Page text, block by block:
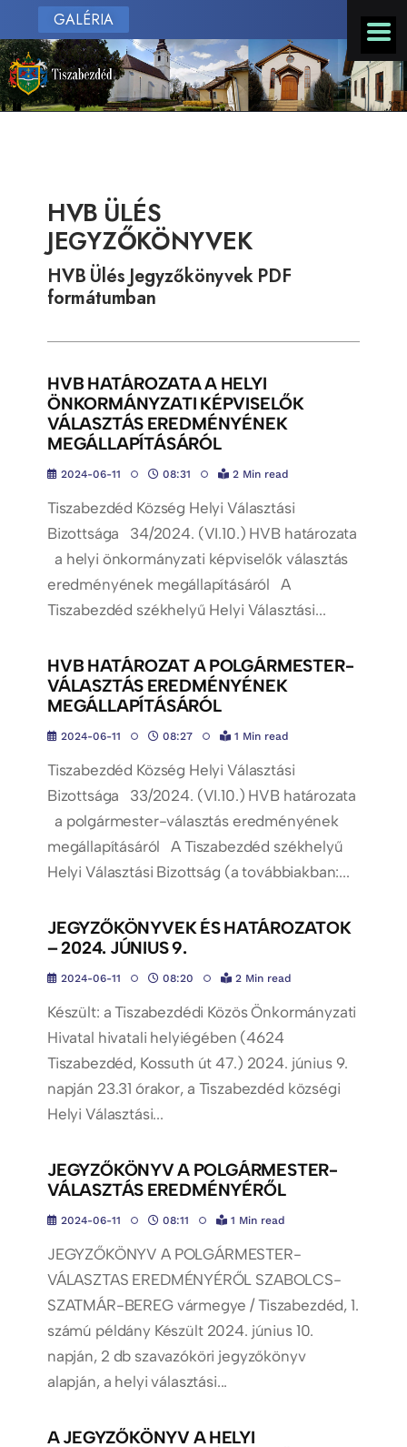
GALÉRIA
HVB ÜLÉS
JEGYZŐKÖNYVEK
HVB Ülés Jegyzőkönyvek PDF
formátumban
HVB HATÁROZATA A HELYI
ÖNKORMÁNYZATI KÉPVISELŐK
VÁLASZTÁS EREDMÉNYÉNEK
MEGÁLLAPÍTÁSÁRÓL
2024-06-11 08:31 2 Min read
Tiszabezdéd Község Helyi Választási
Bizottsága 34/2024. (VI.10.) HVB határozata
a helyi önkormányzati képviselők választás
eredményének megállapításáról A
Tiszabezdéd székhelyű Helyi Választási...
HVB HATÁROZAT A POLGÁRMESTER-
VÁLASZTÁS EREDMÉNYÉNEK
MEGÁLLAPÍTÁSÁRÓL
2024-06-11 08:27 1 Min read
Tiszabezdéd Község Helyi Választási
Bizottsága 33/2024. (VI.10.) HVB határozata
a polgármester-választás eredményének
megállapításáról A Tiszabezdéd székhelyű
Helyi Választási Bizottság (a továbbiakban:...
JEGYZŐKÖNYVEK ÉS HATÁROZATOK
– 2024. JÚNIUS 9.
2024-06-11 08:20 2 Min read
Készült: a Tiszabezdédi Közös Önkormányzati
Hivatal hivatali helyiégében (4624
Tiszabezdéd, Kossuth út 47.) 2024. június 9.
napján 23.31 órakor, a Tiszabezdéd községi
Helyi Választási...
JEGYZŐKÖNYV A POLGÁRMESTER-
VÁLASZTÁS EREDMÉNYÉRŐL
2024-06-11 08:11 1 Min read
JEGYZŐKÖNYV A POLGÁRMESTER-
VÁLASZTAS EREDMÉNYÉRŐL SZABOLCS-
SZATMÁR-BEREG vármegye / Tiszabezdéd, 1.
számú példány Készült 2024. június 10.
napján, 2 db szavazóköri jegyzőkönyv
alapján, a helyi választási...
A JEGYZŐKÖNYV A HELYI